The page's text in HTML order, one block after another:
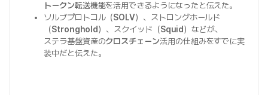
トークン転送機能を活用できるようになったと伝えた。
ソルブプロトコル（SOLV）、ストロングホールド
（Stronghold）、スクイッド（Squid）などが、
ステラ基盤資産のクロスチェーン活用の仕組みをすでに実
装中だと伝えた。